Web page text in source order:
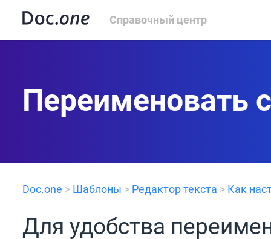
Справочный центр
Переименовать
Doc.one > Шаблоны > Редактор текста > Как
Для удобства